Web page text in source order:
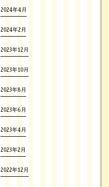
2024年4月
2024年2月
2023年12月
2023年10月
2023年8月
2023年6月
2023年4月
2023年2月
2022年12月